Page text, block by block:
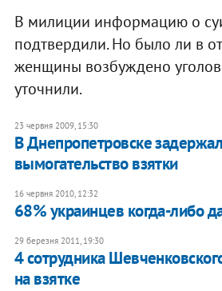
В милиции информацию о
подтвердили. Но было ли в
женщины возбуждено
уточнили.
23 червня 2009, 15:30
В Днепропетровске
вымогательство взятки
16 червня 2010, 12:32
68% украинцев когда-либо
29 березня 2011, 19:30
4 сотрудника
на взятке